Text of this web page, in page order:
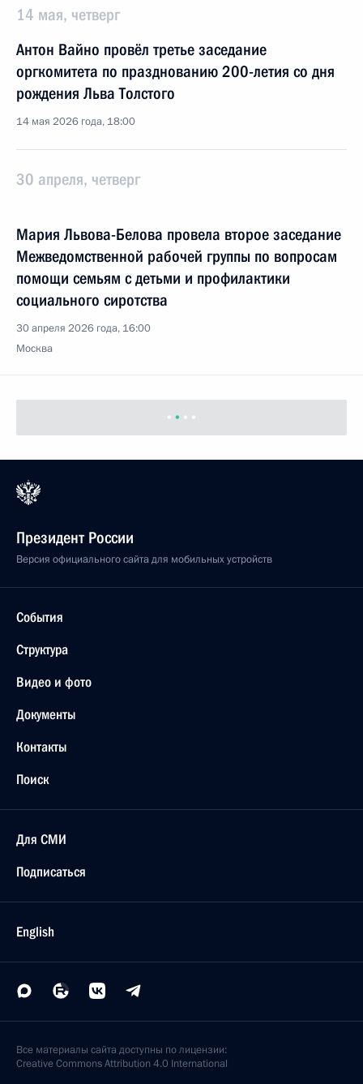
14 мая, четверг
Антон Вайно провёл третье заседание
оргкомитета по празднованию 200-летия со дня
рождения Льва Толстого
14 мая 2026 года, 18:00
30 апреля, четверг
Мария Львова-Белова провела второе заседание
Межведомственной рабочей группы по вопросам
помощи семьям с детьми и профилактики
социального сиротства
30 апреля 2026 года, 16:00
Москва
Президент России
Версия официального сайта для мобильных устройств
События
Структура
Видео и фото
Документы
Контакты
Поиск
Для СМИ
Подписаться
English
Все материалы сайта доступны по лицензии:
Creative Commons Attribution 4.0 International